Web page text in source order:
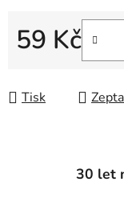
59 Kč
Měrná cena:
Tisk
30 let